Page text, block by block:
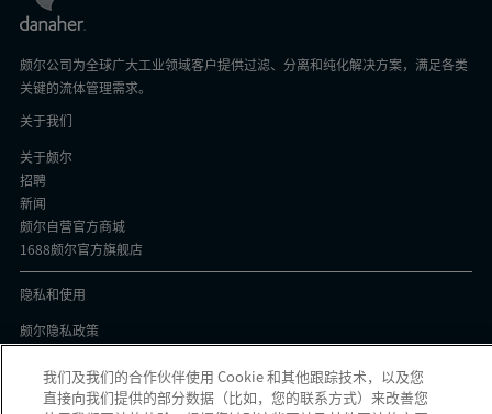
颇尔公司为全球广大工业领域客户提供过滤、分离和纯化解决方案，满足各类
关键的流体管理需求。
关于我们
关于颇尔
招聘
新闻
颇尔自营官方商城
1688颇尔官方旗舰店
隐私和使用
颇尔隐私政策
隐私与协议
京ICP备17058851号-1
我们及我们的合作伙伴使用 Cookie 和其他跟踪技术，以及您
直接向我们提供的部分数据（比如，您的联系方式）来改善您